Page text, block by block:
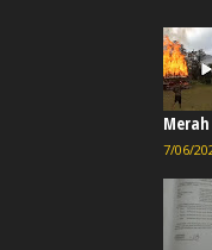
Merah
7/06/